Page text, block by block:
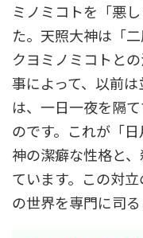
ミノミコトを「悪
た。天照大神は「
クヨミノミコトと
事によって、以前
は、一日一夜を隔
のです。これが「
神の潔癖な性格と
ています。この対
の世界を専門に司る